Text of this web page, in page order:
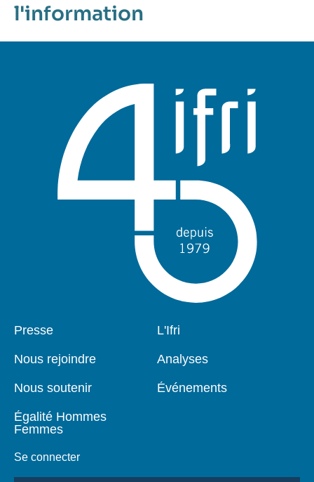
l'information
Pied
page
Presse
Nous rejoindre
Nous soutenir
Égalité Hommes
Femmes
Se connecter
Navigation
L'Ifri
Analyses
Événements